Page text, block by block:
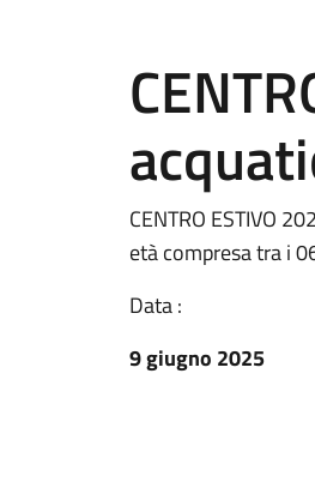
CENTRO ESTIVO
età compresa tra i
Data :
9 giugno 2025